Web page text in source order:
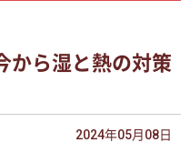
から湿と熱の対策
2024年05月08日